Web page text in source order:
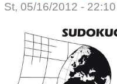
St, 05/16/2012 -